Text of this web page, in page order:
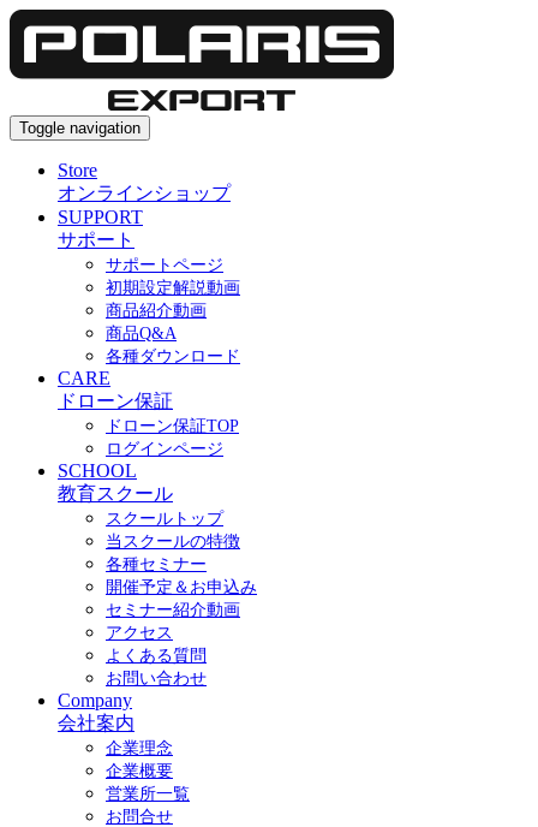
Toggle navigation
Store
オンラインショップ
SUPPORT
サポート
サポートページ
初期設定解説動画
商品紹介動画
商品Q&A
各種ダウンロード
CARE
ドローン保証
ドローン保証TOP
ログインページ
SCHOOL
教育スクール
スクールトップ
当スクールの特徴
各種セミナー
開催予定＆お申込み
セミナー紹介動画
アクセス
よくある質問
お問い合わせ
Company
会社案内
企業理念
企業概要
営業所一覧
お問合せ